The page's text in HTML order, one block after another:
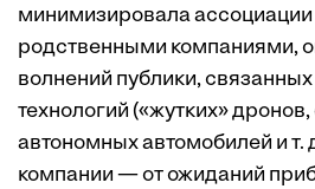
минимизировала
родственными компаниями,
волнений публики,
технологий («жутких»
автономных автомобилей и т.
компании — от ожиданий